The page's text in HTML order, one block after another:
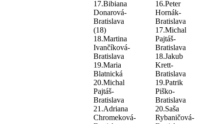
17.Bibiana
Donarová-
Bratislava
(18)
18.Martina
Ivančíková-
Bratislava
19.Maria
Blatnická
20.Michal
Pajtáš-
Bratislava
21.Adriana
Chromeková-
16.Peter
Hornák-
Bratislava
17.Michal
Pajtáš-
Bratislava
18.Jakub
Krett-
Bratislava
19.Patrik
Piško-
Bratislava
20.Saša
Rybaničová-